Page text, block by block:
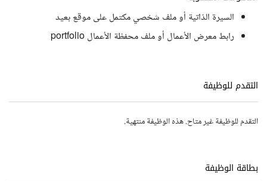
السيرة الذاتية أو ملف شخصي مكتمل على موقع بعيد
رابط معرض الأعمال أو ملف محفظة الأعمال portfolio
التقدم للوظيفة
التقدم للوظيفة غير متاح. هذه الوظيفة منتهية.
بطاقة الوظيفة